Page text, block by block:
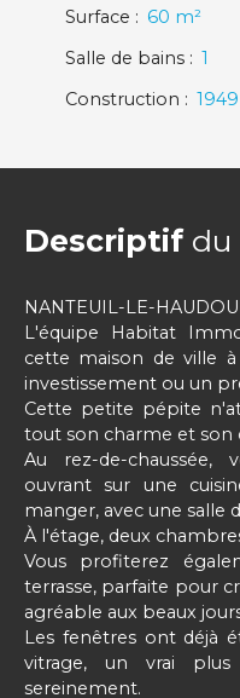
Surface : 60 m²
Salle de bains : 1
Construction : 1949
Descriptif du
NANTEUIL-LE-
L'équipe Habitat
cette maison de ville
investissement ou un
Cette petite pépite
tout son charme et son
Au rez-de-chaussée,
ouvrant sur une
manger, avec une salle
À l'étage, deux
Vous profiterez
terrasse, parfaite pour
agréable aux beaux
Les fenêtres ont déjà
vitrage, un vrai
sereinement.